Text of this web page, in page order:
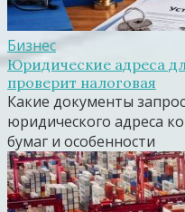
Бизнес
Юридические адреса
проверит налоговая
Какие документы
юридического адреса
бумаг и особенности